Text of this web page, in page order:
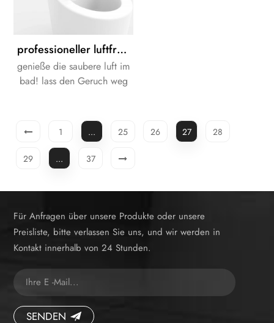
professioneller luftfrischer Toilettensitz Harnstoffsitz Desodorierung Geruch weg
genieße die saubere luft im
bad! lass den Geruch weg
1 ... 25 26 27 28
29 ... 37
Für Anfragen über unsere Produkte oder unsere
Preisliste, bitte verlassen Sie uns, und wir werden in
Kontakt innerhalb von 24 Stunden.
SENDEN